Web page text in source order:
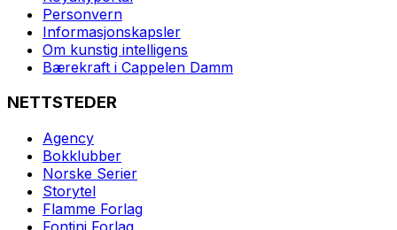
Personvern
Informasjonskapsler
Om kunstig intelligens
Bærekraft i Cappelen Damm
NETTSTEDER
Agency
Bokklubber
Norske Serier
Storytel
Flamme Forlag
Fontini Forlag